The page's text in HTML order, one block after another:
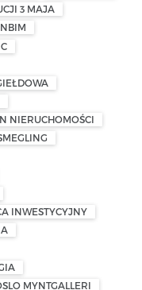
3 MAJA
NIERUCHOMOŚCI
INWESTYCYJNY
MYNTGALLERI